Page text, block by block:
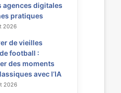
agences digitales
pratiques
2026
de vieilles
football :
des moments
avec l’IA
2026